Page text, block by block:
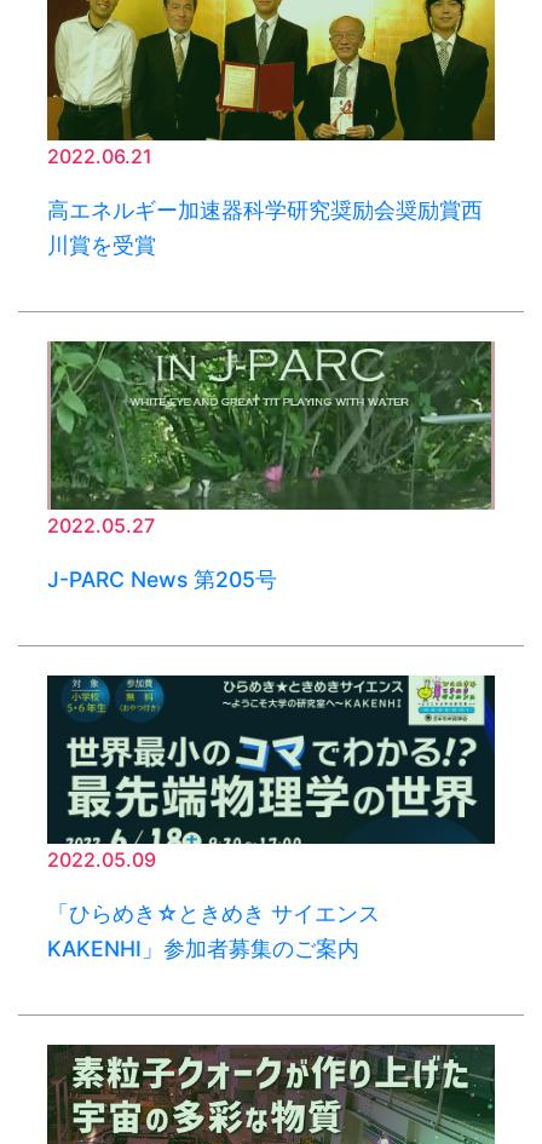
2022.06.21
高エネルギー加速器科学研究奨励会奨励賞西
川賞を受賞
2022.05.27
J-PARC News 第205号
2022.05.09
「ひらめき☆ときめき サイエンス
KAKENHI」参加者募集のご案内